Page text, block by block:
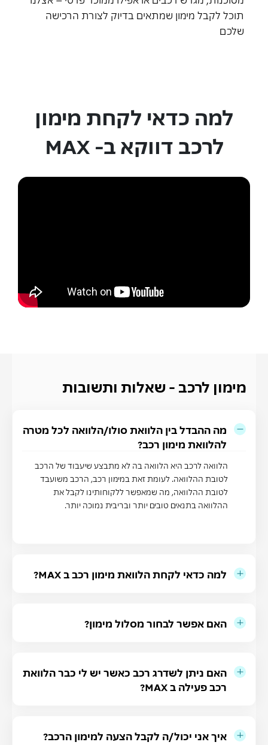
תוכל לקבל מימון שמתאים בדיוק לצורת הרכישה
שלכם
למה כדאי לקחת מימון
לרכב דווקא ב- MAX
מימון לרכב - שאלות ותשובות
מה ההבדל בין הלוואת סולו/הלוואה לכל מטרה
להלוואת מימון רכב?
הלוואה לרכב היא הלוואה בה לא מתבצע שיעבוד של הרכב
לטובת ההלוואה. לעומת זאת במימון רכב, הרכב משועבד
לטובת ההלוואה, מה שמאפשר ללקוחותינו לקבל את
ההלוואה בתנאים טובים יותר ובריבית נמוכה יותר.
למה כדאי לקחת הלוואת מימון רכב ב MAX?
האם אפשר לבחור מסלול מימון?
האם ניתן לשדרג רכב כאשר יש לי כבר הלוואת
רכב פעילה ב MAX?
איך אני יכול/ה לקבל הצעה למימון הרכב?